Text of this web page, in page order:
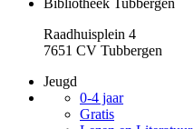
Raadhuisplein 4
7651 CV Tubbergen
Jeugd
0-4 jaar
Gratis